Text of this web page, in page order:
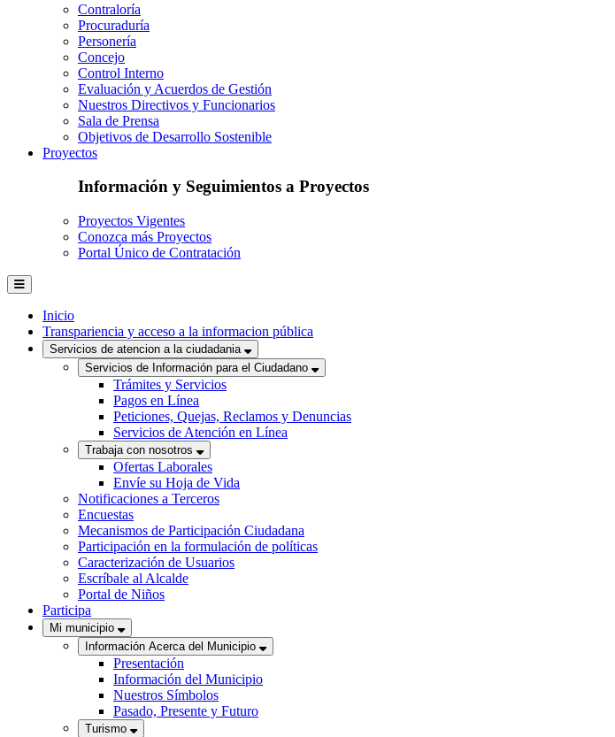
Contraloría
Procuraduría
Personería
Concejo
Control Interno
Evaluación y Acuerdos de Gestión
Nuestros Directivos y Funcionarios
Sala de Prensa
Objetivos de Desarrollo Sostenible
Proyectos
Información y Seguimientos a Proyectos
Proyectos Vigentes
Conozca más Proyectos
Portal Único de Contratación
Inicio
Transpariencia y acceso a la informacion pública
Servicios de atencion a la ciudadania
Servicios de Información para el Ciudadano
Trámites y Servicios
Pagos en Línea
Peticiones, Quejas, Reclamos y Denuncias
Servicios de Atención en Línea
Trabaja con nosotros
Ofertas Laborales
Envíe su Hoja de Vida
Notificaciones a Terceros
Encuestas
Mecanismos de Participación Ciudadana
Participación en la formulación de políticas
Caracterización de Usuarios
Escríbale al Alcalde
Portal de Niños
Participa
Mi municipio
Información Acerca del Municipio
Presentación
Información del Municipio
Nuestros Símbolos
Pasado, Presente y Futuro
Turismo